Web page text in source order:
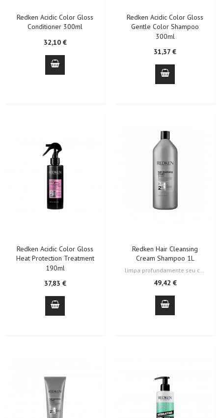
Redken Acidic Color Gloss
Conditioner 300ml
32,10 €
Redken Acidic Color Gloss
Gentle Color Shampoo
300ml
31,37 €
Redken Acidic Color Gloss
Heat Protection Treatment
190ml
37,83 €
Redken Hair Cleansing
Cream Shampoo 1L
49,42 €